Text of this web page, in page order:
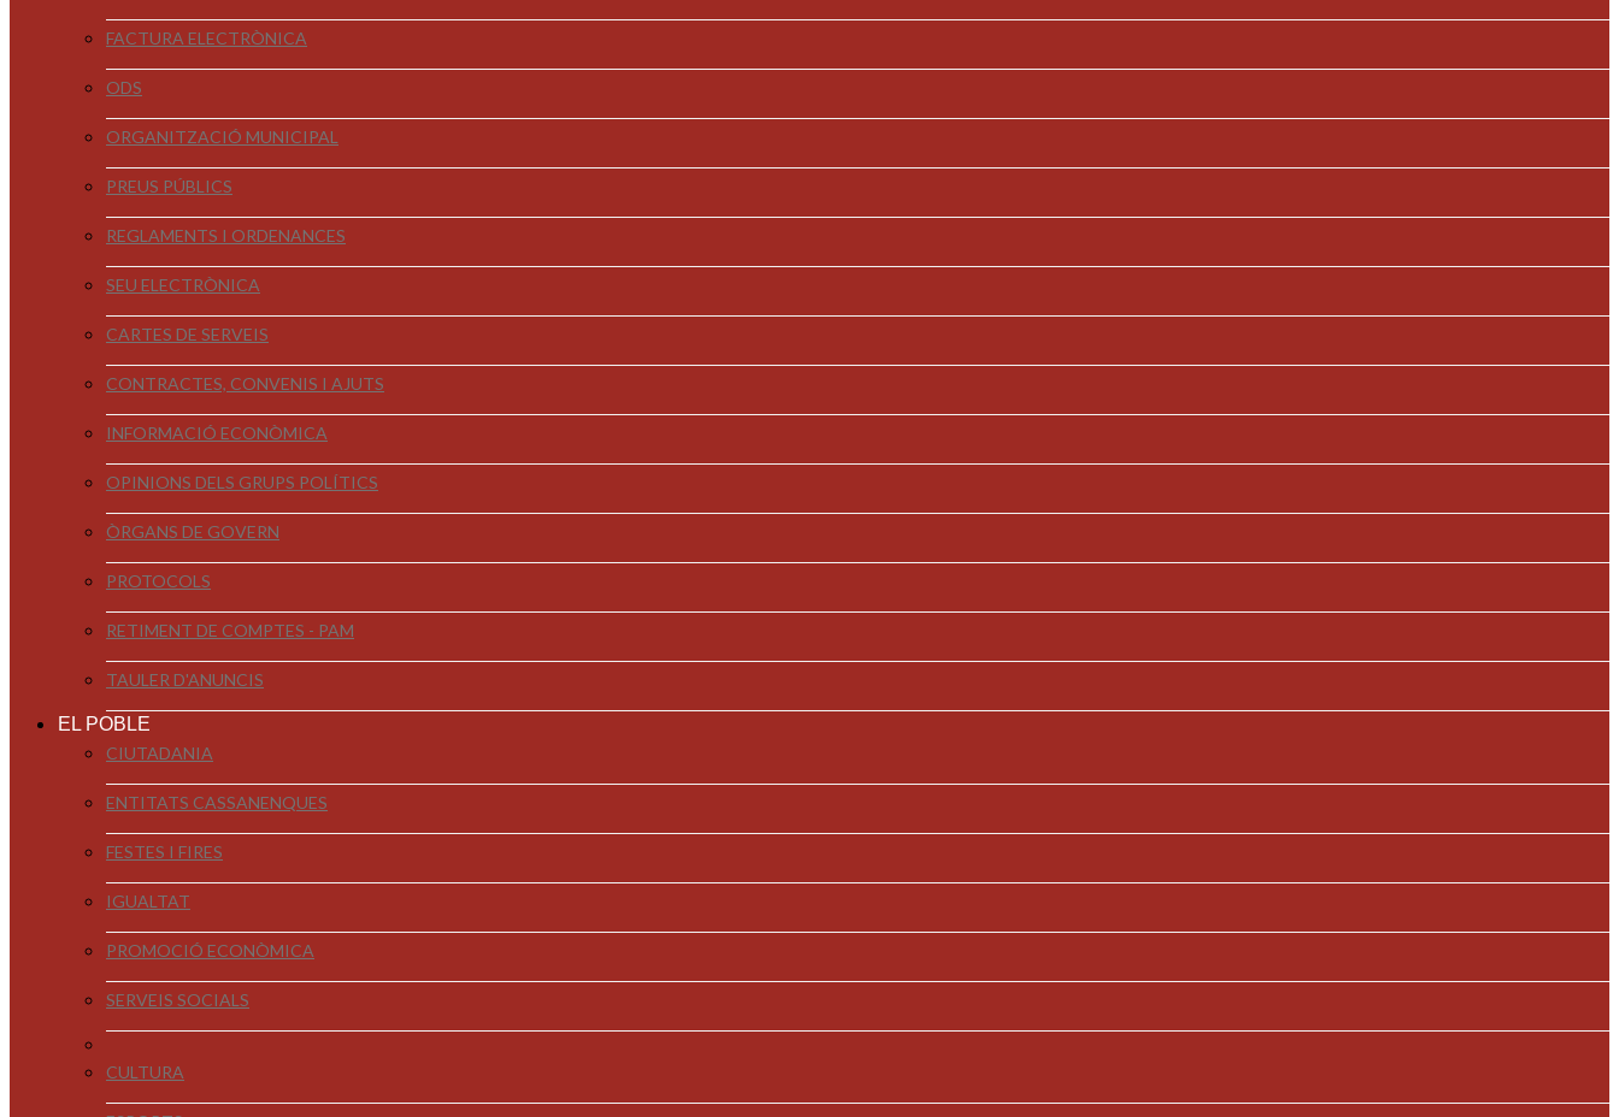
FACTURA ELECTRÒNICA
ODS
ORGANITZACIÓ MUNICIPAL
PREUS PÚBLICS
REGLAMENTS I ORDENANCES
SEU ELECTRÒNICA
CARTES DE SERVEIS
CONTRACTES, CONVENIS I AJUTS
INFORMACIÓ ECONÒMICA
OPINIONS DELS GRUPS POLÍTICS
ÒRGANS DE GOVERN
PROTOCOLS
RETIMENT DE COMPTES - PAM
TAULER D'ANUNCIS
EL POBLE
CIUTADANIA
ENTITATS CASSANENQUES
FESTES I FIRES
IGUALTAT
PROMOCIÓ ECONÒMICA
SERVEIS SOCIALS
CULTURA